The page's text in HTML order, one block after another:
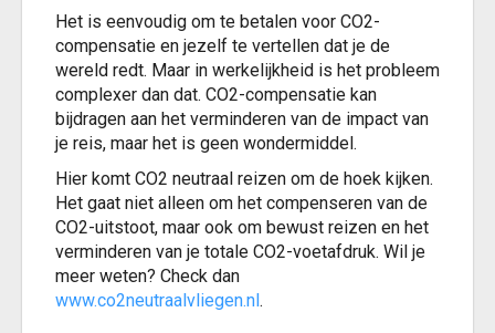
Het is eenvoudig om te betalen voor CO2-
compensatie en jezelf te vertellen dat je de
wereld redt. Maar in werkelijkheid is het probleem
complexer dan dat. CO2-compensatie kan
bijdragen aan het verminderen van de impact van
je reis, maar het is geen wondermiddel.
Hier komt CO2 neutraal reizen om de hoek kijken.
Het gaat niet alleen om het compenseren van de
CO2-uitstoot, maar ook om bewust reizen en het
verminderen van je totale CO2-voetafdruk. Wil je
meer weten? Check dan
www.co2neutraalvliegen.nl.